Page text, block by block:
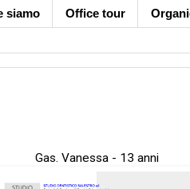
siamo Office tour
Gas. Vanessa - 13 anni